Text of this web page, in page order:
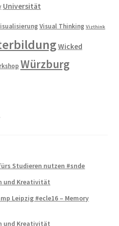
Universität
Visual Thinking Vizthink
Wicked
Würzburg
Studieren nutzen #snde
und Kreativität
Leipzig #ecle16 – Memory
und Kreativität